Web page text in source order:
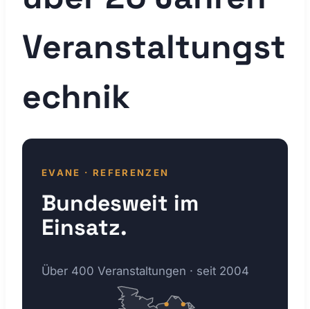
Veranstaltungst
echnik
EVANE · REFERENZEN
Bundesweit im
Einsatz.
Über 400 Veranstaltungen · seit 2004